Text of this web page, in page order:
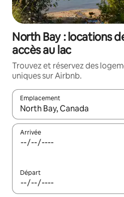
North Bay : locations
accès au lac
Trouvez et réservez des
uniques sur Airbnb.
Emplacement
Quand les résultats sont
Arrivée
Départ